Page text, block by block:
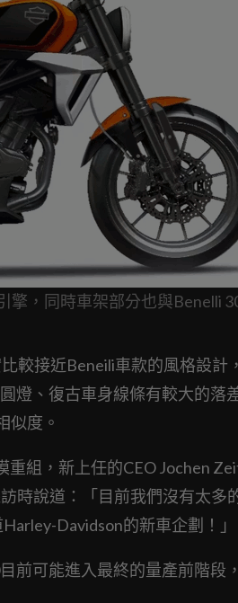
，同時車架部分也與Benelli
較接近Beneili車款的風格設計
燈、復古車身線條有較大的落
似度。
組，新上任的CEO Jochen
時說道：「目前我們沒有太多
Davidson的新車企劃！」
前可能進入最終的量產前階段